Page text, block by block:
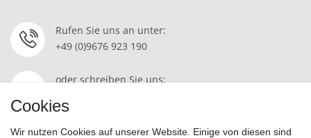
Rufen Sie uns an unter:
+49 (0)9676 923 190
oder schreiben Sie uns:
Cookies
Wir nutzen Cookies auf unserer Website. Einige von diesen sind